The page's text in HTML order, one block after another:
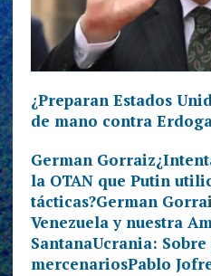
¿Preparan Estados
de mano contra
German Gorraiz
la OTAN que Putin
tácticas?German
Venezuela y nuestra
SantanaUcrania:
mercenariosPablo